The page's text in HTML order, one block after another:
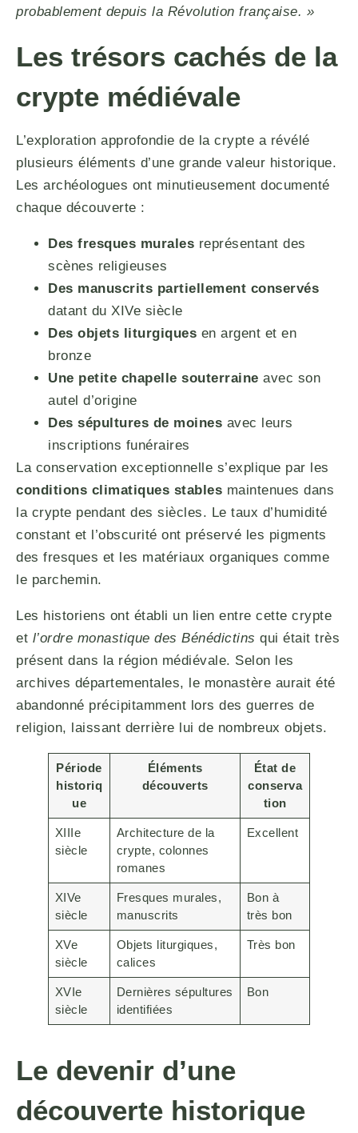
probablement depuis la Révolution française. »
Les trésors cachés de la
crypte médiévale
L’exploration approfondie de la crypte a révélé
plusieurs éléments d’une grande valeur historique.
Les archéologues ont minutieusement documenté
chaque découverte :
Des fresques murales représentant des
scènes religieuses
Des manuscrits partiellement conservés
datant du XIVe siècle
Des objets liturgiques en argent et en
bronze
Une petite chapelle souterraine avec son
autel d’origine
Des sépultures de moines avec leurs
inscriptions funéraires
La conservation exceptionnelle s’explique par les
conditions climatiques stables maintenues dans
la crypte pendant des siècles. Le taux d’humidité
constant et l’obscurité ont préservé les pigments
des fresques et les matériaux organiques comme
le parchemin.
Les historiens ont établi un lien entre cette crypte
et l’ordre monastique des Bénédictins qui était très
présent dans la région médiévale. Selon les
archives départementales, le monastère aurait été
abandonné précipitamment lors des guerres de
religion, laissant derrière lui de nombreux objets.
Période
historiq
ue
Éléments
découverts
État de
conserva
tion
XIIIe
siècle
Architecture de la
crypte, colonnes
romanes
Excellent
XIVe
siècle
Fresques murales,
manuscrits
Bon à
très bon
XVe
siècle
Objets liturgiques,
calices
Très bon
XVIe
siècle
Dernières sépultures
identifiées
Bon
Le devenir d’une
découverte historique